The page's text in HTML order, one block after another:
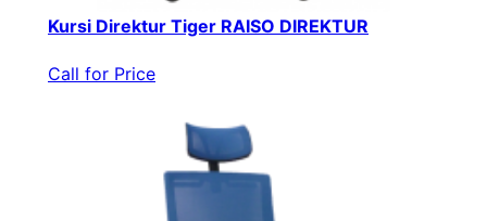
Kursi Direktur Tiger RAISO DIREKTUR
Call for Price